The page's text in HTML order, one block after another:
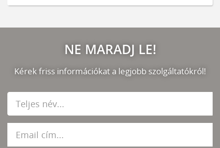
NE MARADJ LE!
Kérek friss információkat a legjobb szolgáltatókról!